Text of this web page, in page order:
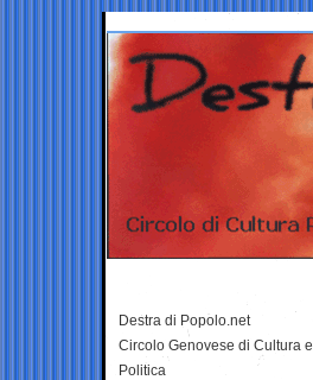
Destra di Popolo.net
Circolo Genovese di Cultura e
Politica